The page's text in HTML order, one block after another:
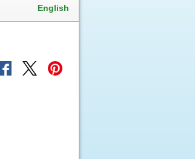
English